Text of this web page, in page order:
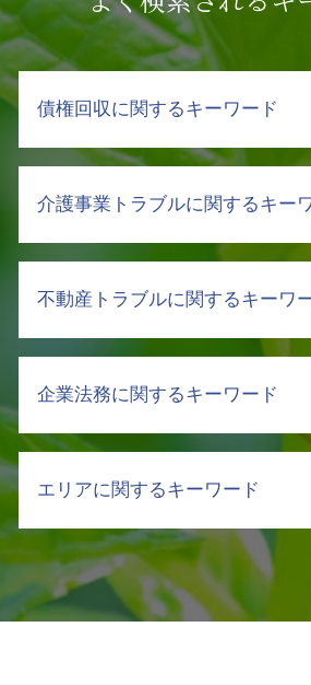
債権回収に関するキーワード
売掛金回収 裁判所
財産 差押え
債権 消滅時効
売掛金 払わない
強制執行 通知
取引先 倒産 未払い金 支払い
強制執行 流れ
売掛金 貸付金
内容証明 売掛金 回収
債権回収 強制執行 方法
債権回収 流れ
売掛金 時効
介護事業トラブルに関するキー
介護 悩み 相談
介護 トラブル
介護事業 労働問題 弁護士
介護事故 防止
介護事故 隠蔽
介護施設 転倒 損害賠償
介護 責任
介護 訴訟
不動産トラブルに関するキーワ
相続 不動産 売却 分割
不動産 売買 契約
不動産 法人 契約
遺産分割調停 不動産 評価
不動産トラブル 調停
テナント 立ち退き
企業法務に関するキーワード
東京都 企業法務 弁護士
契約書 リーガルチェック
コンプライアンス 違反 リス
コンプラ 問題
ハラスメント 種類 厚生労働
エリアに関するキーワード
顧問弁護士 弁護士 相談 飯田
介護事業トラブル 弁護士 相
不動産トラブル 弁護士 相